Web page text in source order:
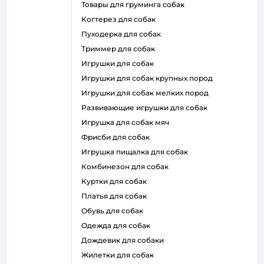
товары для груминга собак
когтерез для собак
пуходерка для собак
триммер для собак
игрушки для собак
игрушки для собак крупных пород
игрушки для собак мелких пород
развивающие игрушки для собак
игрушка для собак мяч
фрисби для собак
игрушка пищалка для собак
комбинезон для собак
куртки для собак
платья для собак
обувь для собак
одежда для собак
дождевик для собаки
жилетки для собак